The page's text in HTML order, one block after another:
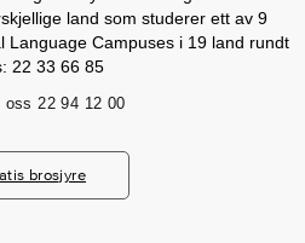
land som studerer ett av 9
Language Campuses i 19 land rundt
22 33 66 85
oss 22 94 12 00
brosjyre